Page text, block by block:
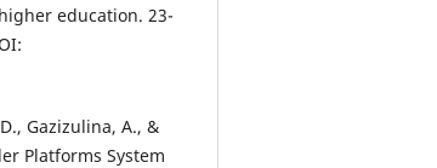
education. 23-
Gazizulina, A., &
Platforms System